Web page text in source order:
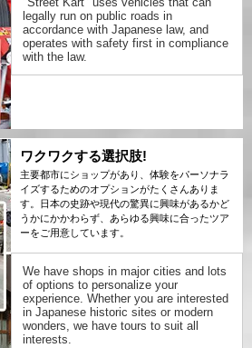
legally run on public roads in
accordance with Japanese law, and
operates with safety first in compliance
with the law.
ワクワクする選択肢!
主要都市にショップがあり、体験をパーソナラ
イズするためのオプションがたくさんありま
す。日本の史跡や現代の驚異に興味があるかど
うかにかかわらず、あらゆる興味に合ったツア
ーをご用意しています。
We have shops in major cities and lots
of options to personalize your
experience. Whether you are interested
in Japanese historic sites or modern
wonders, we have tours to suit all
interests.